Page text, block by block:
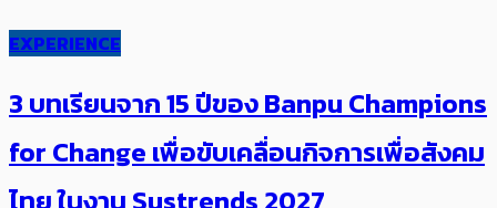
EXPERIENCE
3 บทเรียนจาก 15 ปีของ Banpu Champions
for Change เพื่อขับเคลื่อนกิจการเพื่อสังคม